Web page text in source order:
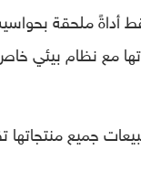
أداةً ملحقة
مع نظام بيئي
جميع